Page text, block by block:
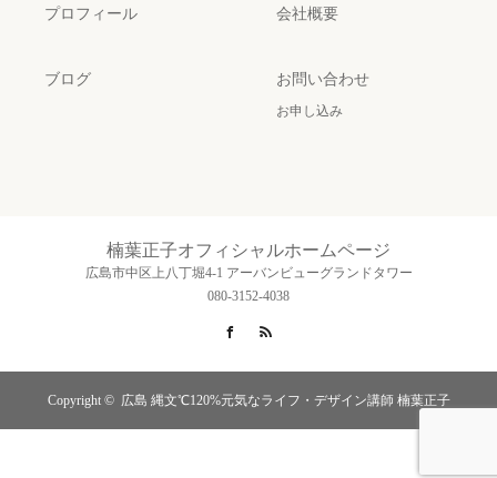
プロフィール 会社概要
ブログ お問い合わせ
お申し込み
楠葉正子オフィシャルホームページ
広島市中区上八丁堀4-1 アーバンビューグランドタワー
080-3152-4038
Facebook
Copyright © 広島 縄文℃120%元気なライフ・デザイン講師 楠葉正子